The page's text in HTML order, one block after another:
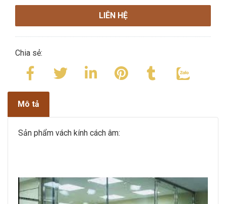
LIÊN HỆ
Chia sẻ:
Mô tả
Sản phẩm vách kính cách âm: